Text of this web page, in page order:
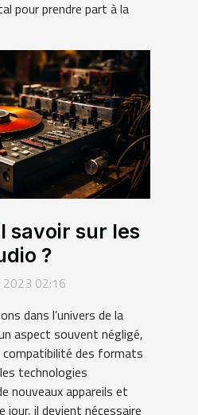
pour prendre part à la
savoir sur les
?
2023 02:16
dans l’univers de la
aspect souvent négligé,
des formats
technologies
nouveaux appareils et
il devient nécessaire